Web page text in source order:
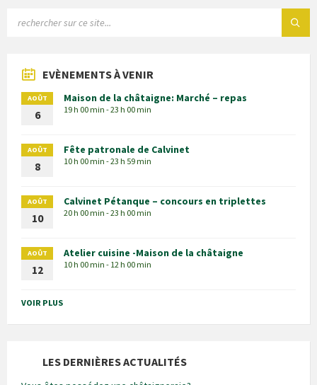
EVÈNEMENTS À VENIR
AOÛT
6
Maison de la châtaigne: Marché – repas
19 h 00 min - 23 h 00 min
AOÛT
8
Fête patronale de Calvinet
10 h 00 min - 23 h 59 min
AOÛT
10
Calvinet Pétanque – concours en triplettes
20 h 00 min - 23 h 00 min
AOÛT
12
Atelier cuisine -Maison de la châtaigne
10 h 00 min - 12 h 00 min
VOIR PLUS
LES DERNIÈRES ACTUALITÉS